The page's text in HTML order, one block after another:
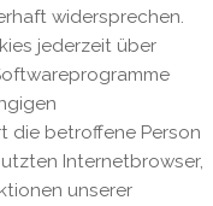
widersprechen.
jederzeit über
die betroffene Person
Internetbrowser,
unserer